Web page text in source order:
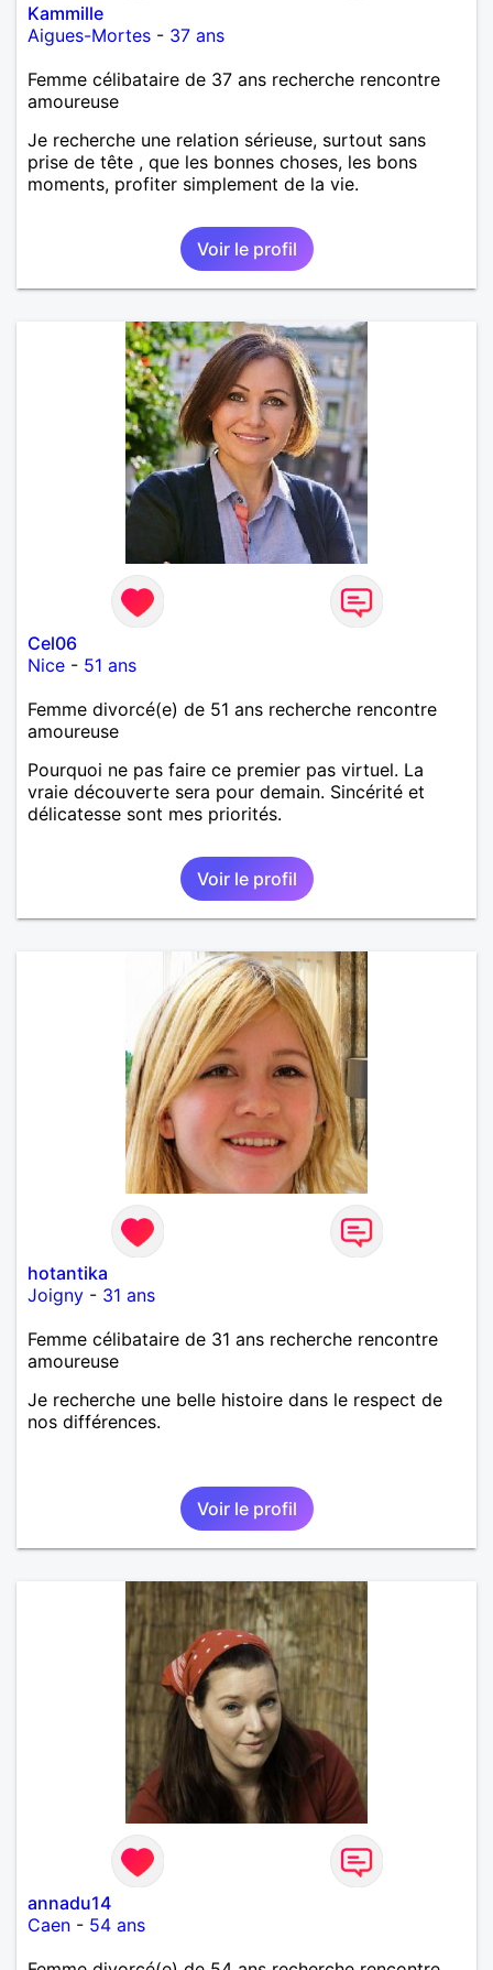
Kammille
Aigues-Mortes - 37 ans
Femme célibataire de 37 ans recherche rencontre
amoureuse
Je recherche une relation sérieuse, surtout sans
prise de tête , que les bonnes choses, les bons
moments, profiter simplement de la vie.
Voir le profil
Cel06
Nice - 51 ans
Femme divorcé(e) de 51 ans recherche rencontre
amoureuse
Pourquoi ne pas faire ce premier pas virtuel. La
vraie découverte sera pour demain. Sincérité et
délicatesse sont mes priorités.
Voir le profil
hotantika
Joigny - 31 ans
Femme célibataire de 31 ans recherche rencontre
amoureuse
Je recherche une belle histoire dans le respect de
nos différences.
Voir le profil
annadu14
Caen - 54 ans